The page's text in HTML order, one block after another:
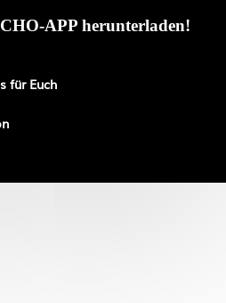
APP herunterladen!
für Euch